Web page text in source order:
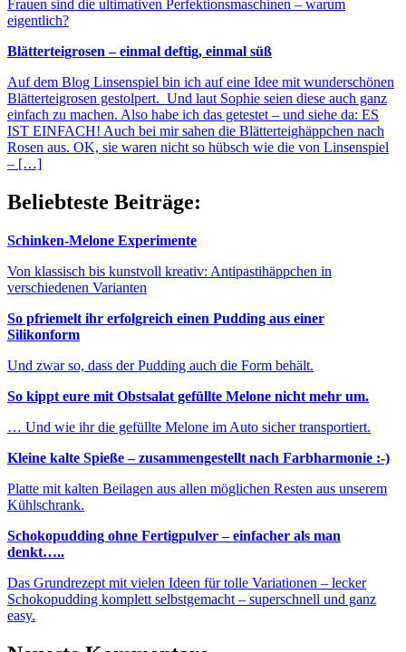
Frauen sind die ultimativen Perfektionsmaschinen – warum
eigentlich?
Blätterteigrosen – einmal deftig, einmal süß
Auf dem Blog Linsenspiel bin ich auf eine Idee mit wunderschönen
Blätterteigrosen gestolpert. Und laut Sophie seien diese auch ganz
einfach zu machen. Also habe ich das getestet – und siehe da: ES
IST EINFACH! Auch bei mir sahen die Blätterteighäppchen nach
Rosen aus. OK, sie waren nicht so hübsch wie die von Linsenspiel
– […]
Beliebteste Beiträge:
Schinken-Melone Experimente
Von klassisch bis kunstvoll kreativ: Antipastihäppchen in
verschiedenen Varianten
So pfriemelt ihr erfolgreich einen Pudding aus einer
Silikonform
Und zwar so, dass der Pudding auch die Form behält.
So kippt eure mit Obstsalat gefüllte Melone nicht mehr um.
… Und wie ihr die gefüllte Melone im Auto sicher transportiert.
Kleine kalte Spieße – zusammengestellt nach Farbharmonie :-)
Platte mit kalten Beilagen aus allen möglichen Resten aus unserem
Kühlschrank.
Schokopudding ohne Fertigpulver – einfacher als man
denkt…..
Das Grundrezept mit vielen Ideen für tolle Variationen – lecker
Schokopudding komplett selbstgemacht – superschnell und ganz
easy.